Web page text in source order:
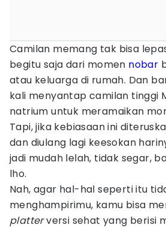
Camilan memang tak bisa
begitu saja dari momen nobar
atau keluarga di rumah. Dan
kali menyantap camilan tinggi
natrium untuk meramaikan
Tapi, jika kebiasaan ini
dan diulang lagi keesokan
jadi mudah lelah, tidak segar,
lho.
Nah, agar hal-hal seperti itu
menghampirimu, kamu bisa
platterversi sehat yang berisi